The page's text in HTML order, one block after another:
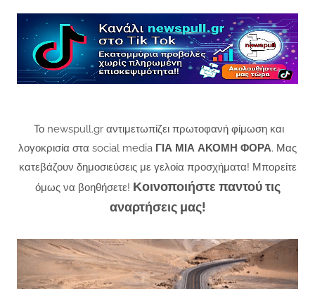
Το newspull.gr αντιμετωπίζει πρωτοφανή φίμωση και
λογοκρισία στα social media ΓΙΑ ΜΙΑ ΑΚΟΜΗ ΦΟΡΑ. Μας
κατεβάζουν δημοσιεύσεις με γελοία προσχήματα! Μπορείτε
όμως να βοηθήσετε! Κοινοποιήστε παντού τις
αναρτήσεις μας!